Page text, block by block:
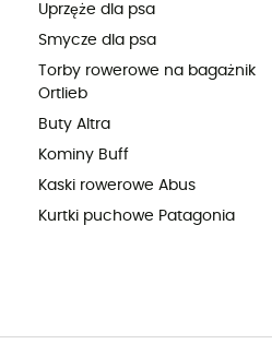
Uprzęże dla psa
Smycze dla psa
Torby rowerowe na bagażnik
Ortlieb
Buty Altra
Kominy Buff
Kaski rowerowe Abus
Kurtki puchowe Patagonia